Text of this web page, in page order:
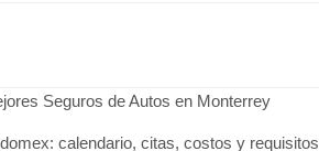
Seguros de Autos en Monterrey
calendario, citas, costos y requisitos